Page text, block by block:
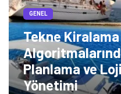
GENEL
Tekne
Planlama ve
Yönetimi